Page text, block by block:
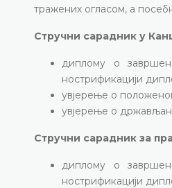
тражених огласом, а
Стручни сарадник у
диплому о
нострификацији
увјерење о
увјерење о
Стручни сарадник за
диплому о
нострификацији